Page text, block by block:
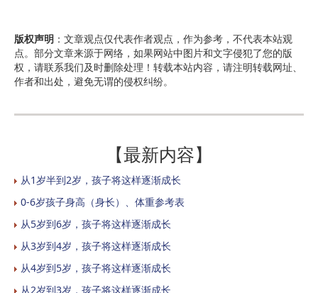
版权声明 ：文章观点仅代表作者观点，作为参考，不代表本站观
点。部分文章来源于网络，如果网站中图片和文字侵犯了您的版
权，请联系我们及时删除处理！转载本站内容，请注明转载网址、
作者和出处，避免无谓的侵权纠纷。
【最新内容】
从1岁半到2岁，孩子将这样逐渐成长
0-6岁孩子身高（身长）、体重参考表
从5岁到6岁，孩子将这样逐渐成长
从3岁到4岁，孩子将这样逐渐成长
从4岁到5岁，孩子将这样逐渐成长
从2岁到3岁，孩子将这样逐渐成长